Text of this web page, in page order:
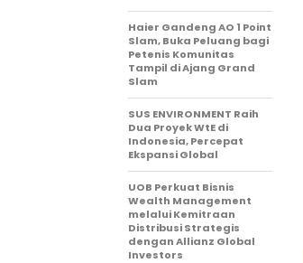
Haier Gandeng AO 1 Point
Slam, Buka Peluang bagi
Petenis Komunitas
Tampil di Ajang Grand
Slam
SUS ENVIRONMENT Raih
Dua Proyek WtE di
Indonesia, Percepat
Ekspansi Global
UOB Perkuat Bisnis
Wealth Management
melalui Kemitraan
Distribusi Strategis
dengan Allianz Global
Investors